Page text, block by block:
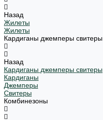
Назад
Жилеты
Жилеты
Кардиганы джемперы свитеры
Назад
Кардиганы джемперы свитеры
Кардиганы
Джемперы
Свитеры
Комбинезоны